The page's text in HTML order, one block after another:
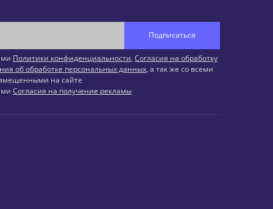
Подписаться
Политики конфиденциальности, Согласия на обработку
об обработке персональных данных, а так же со всеми
на сайте
Согласия на получение рекламы